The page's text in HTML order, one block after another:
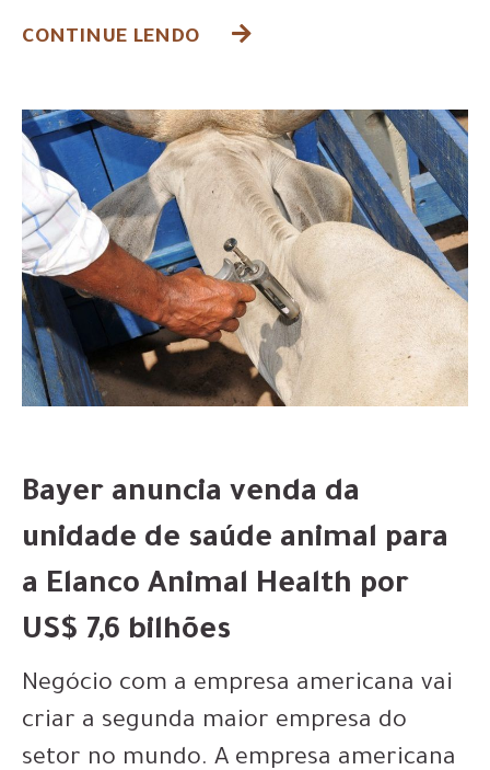
CONTINUE LENDO
Bayer anuncia venda da
unidade de saúde animal para
a Elanco Animal Health por
US$ 7,6 bilhões
Negócio com a empresa americana vai
criar a segunda maior empresa do
setor no mundo. A empresa americana